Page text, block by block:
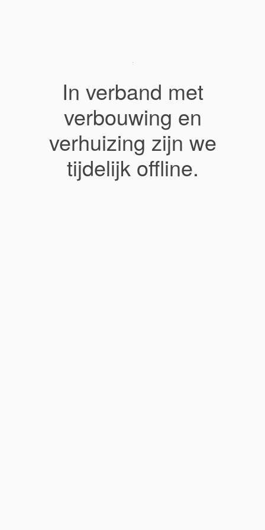
In verband met
verbouwing en
verhuizing zijn we
tijdelijk offline.